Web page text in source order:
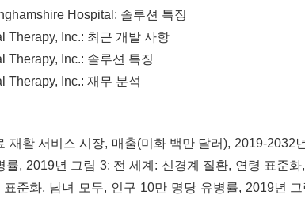
Hospital: 솔루션 특징
Therapy, Inc.: 최근 개발 사항
Therapy, Inc.: 솔루션 특징
Therapy, Inc.: 재무 분석
재활 서비스 시장, 매출(미화 백만 달러), 2019-
률, 2019년 그림 3: 전 세계: 신경계 질환, 연령 표준
준화, 남녀 모두, 인구 10만 명당 유병률, 2019년